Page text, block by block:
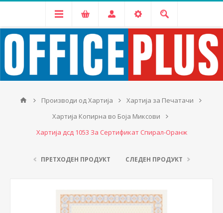
Производи од Хартија
Хартија за Печатачи
Хартија Копирна во Боја Миксови
Хартија дсд 1053 За Сертификат Спирал-Оранж
ПРЕТХОДЕН ПРОДУКТ СЛЕДЕН ПРОДУКТ